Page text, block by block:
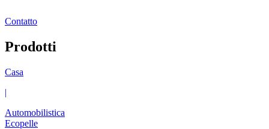
Contatto
Prodotti
Casa
|
Automobilistica
Ecopelle